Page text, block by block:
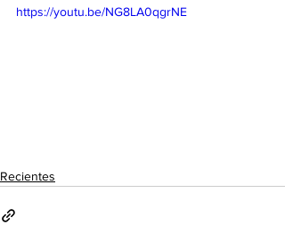
https://youtu.be/NG8LA0qgrNE
Recientes